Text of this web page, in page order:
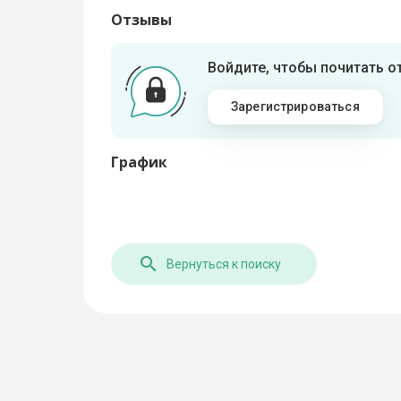
Отзывы
Войдите, чтобы почитать
Зарегистрироваться
График
Вернуться к поиску